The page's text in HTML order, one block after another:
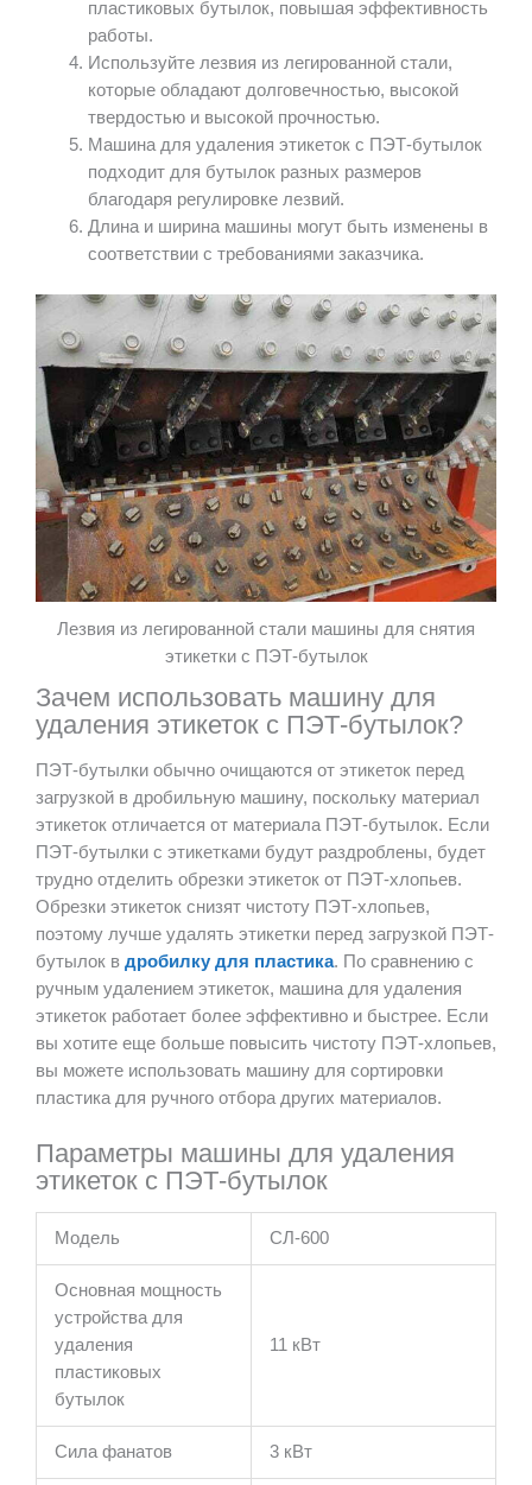
пластиковых бутылок, повышая эффективность
работы.
Используйте лезвия из легированной стали,
которые обладают долговечностью, высокой
твердостью и высокой прочностью.
Машина для удаления этикеток с ПЭТ-бутылок
подходит для бутылок разных размеров
благодаря регулировке лезвий.
Длина и ширина машины могут быть изменены в
соответствии с требованиями заказчика.
Лезвия из легированной стали машины для снятия
этикетки с ПЭТ-бутылок
Зачем использовать машину для
удаления этикеток с ПЭТ-бутылок?
ПЭТ-бутылки обычно очищаются от этикеток перед
загрузкой в дробильную машину, поскольку материал
этикеток отличается от материала ПЭТ-бутылок. Если
ПЭТ-бутылки с этикетками будут раздроблены, будет
трудно отделить обрезки этикеток от ПЭТ-хлопьев.
Обрезки этикеток снизят чистоту ПЭТ-хлопьев,
поэтому лучше удалять этикетки перед загрузкой ПЭТ-
бутылок в дробилку для пластика. По сравнению с
ручным удалением этикеток, машина для удаления
этикеток работает более эффективно и быстрее. Если
вы хотите еще больше повысить чистоту ПЭТ-хлопьев,
вы можете использовать машину для сортировки
пластика для ручного отбора других материалов.
Параметры машины для удаления
этикеток с ПЭТ-бутылок
Модель СЛ-600
Основная мощность
устройства для
удаления
пластиковых
бутылок
11 кВт
Сила фанатов 3 кВт